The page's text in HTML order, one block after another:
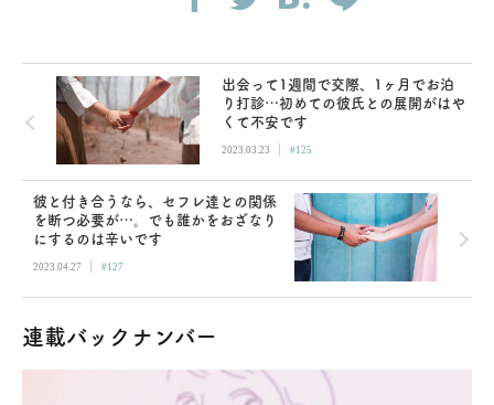
出会って1週間で交際、1ヶ月でお泊
り打診…初めての彼氏との展開がはや
くて不安です
2023.03.23 | #125
彼と付き合うなら、セフレ達との関係
を断つ必要が…。でも誰かをおざなり
にするのは辛いです
2023.04.27 | #127
連載バックナンバー